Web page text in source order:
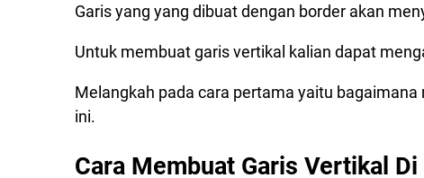
Garis yang yang dibuat dengan border akan
Untuk membuat garis vertikal kalian dapat
Melangkah pada cara pertama yaitu
ini.
Cara Membuat Garis Vertikal Di